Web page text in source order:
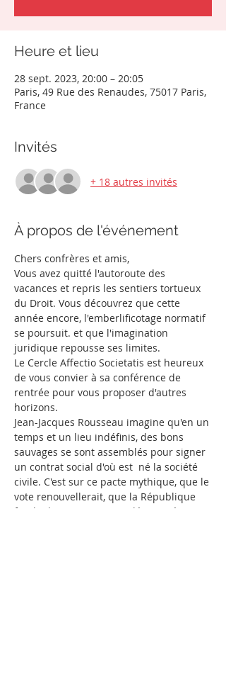
Heure et lieu
28 sept. 2023, 20:00 – 20:05
Paris, 49 Rue des Renaudes, 75017 Paris,
France
Invités
+ 18 autres invités
À propos de l'événement
Chers confrères et amis,
Vous avez quitté l'autoroute des
vacances et repris les sentiers tortueux
du Droit. Vous découvrez que cette
année encore, l'emberlificotage normatif
se poursuit. et que l'imagination
juridique repousse ses limites.
Le Cercle Affectio Societatis est heureux
de vous convier à sa conférence de
rentrée pour vous proposer d'autres
horizons.
Jean-Jacques Rousseau imagine qu'en un
temps et un lieu indéfinis, des bons
sauvages se sont assemblés pour signer
un contrat social d'où est  né la société
civile. C'est sur ce pacte mythique, que le
vote renouvellerait, que la République
fonde depuis 230 ans sa légitimité.